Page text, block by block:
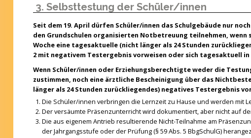
3. Selbsttestung der Schüler/innen
Seit dem 19. April dürfen Schüler/innen das Schulgebäude nur
den Grundschulen organisierten Notbetreuung teilnehmen,
Woche eine tagesaktuelle (nicht länger als 24 Stunden
2 mit negativem Testergebnis vorweisen oder sich tagesaktuell
Wenn Schüler/innen oder Erziehungsberechtigte weder die
zustimmen, noch eine ärztliche Bescheinigung über das
länger als 24 Stunden zurückliegendes) negatives Testergebnis
Die Schüler/innen verbringen die Lernzeit zu Hause und werden mit
Der versäumte Präsenzunterricht wird dokumentiert, aber nicht auf
Die aus eigenem Antrieb resultierende Nicht-Teilnahme am
der Jahrgangsstufe oder der Prüfung (§ 59 Abs. 5 BbgSchulG)